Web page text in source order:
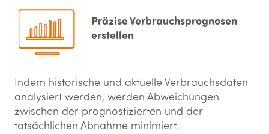
Präzise Verbrauchs­prognosen
erstellen
Indem historische und aktuelle Verbrauchsdaten
analysiert werden, werden Abweichungen
zwischen der prognostizierten und der
tatsächlichen Abnahme minimiert.